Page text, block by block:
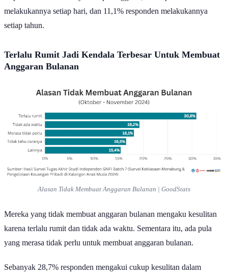
melakukannya setiap hari, dan 11,1% responden melakukannya
setiap tahun.
Terlalu Rumit Jadi Kendala Terbesar Untuk Membuat
Anggaran Bulanan
Alasan Tidak Membuat Anggaran Bulanan | GoodStats
Mereka yang tidak membuat anggaran bulanan mengaku kesulitan
karena terlalu rumit dan tidak ada waktu. Sementara itu, ada pula
yang merasa tidak perlu untuk membuat anggaran bulanan.
Sebanyak 28,7% responden mengakui cukup kesulitan dalam